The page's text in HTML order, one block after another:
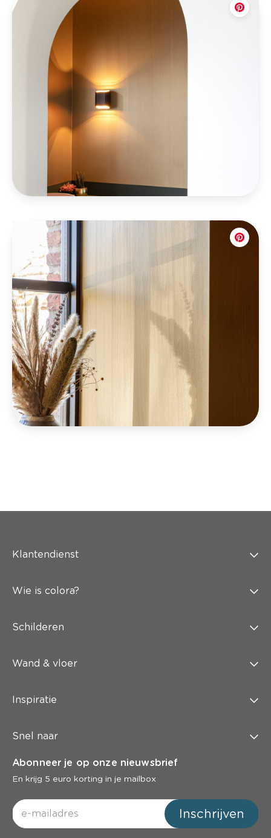
Klantendienst
Wie is colora?
Schilderen
Wand & vloer
Inspiratie
Snel naar
Abonneer je op onze nieuwsbrief
En krijg 5 euro korting in je mailbox
Inschrijven